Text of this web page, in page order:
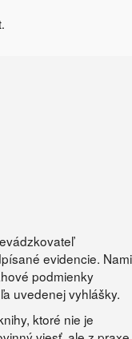
.
evidencie. Nami
podmienky
uvedenej vyhlášky.
ktoré nie je